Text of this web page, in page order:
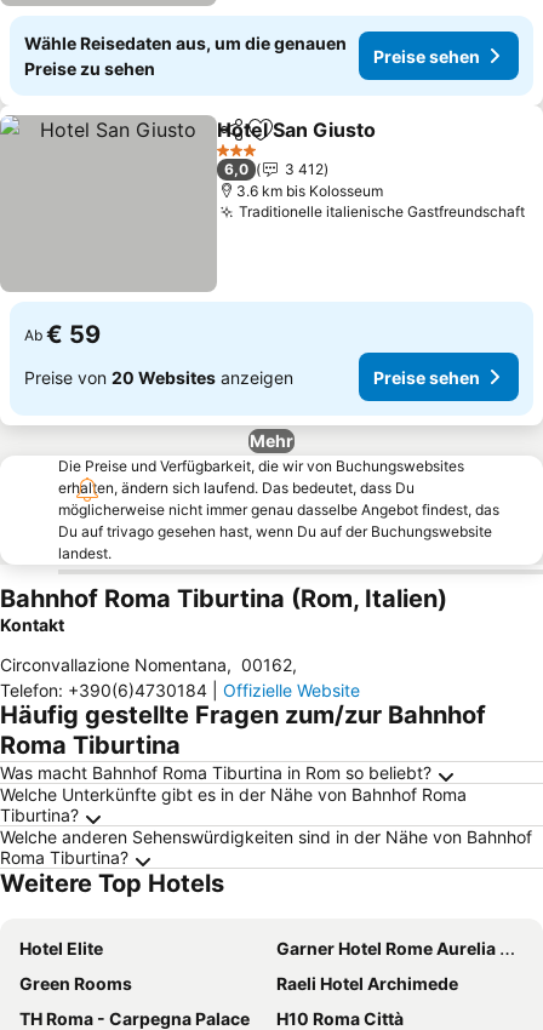
Wähle Reisedaten aus, um die genauen
Preise zu sehen
Preise sehen
TeilenZu Favoriten hinzufügen
Hotel San Giusto
3 Sterne
6,0
3 412
3.6 km bis Kolosseum
Traditionelle italienische Gastfreundschaft
Ab € 59
Preise von 20 Websites anzeigen Preise sehen
Mehr
Die Preise und Verfügbarkeit, die wir von Buchungswebsites
erhalten, ändern sich laufend. Das bedeutet, dass Du
möglicherweise nicht immer genau dasselbe Angebot findest, das
Du auf trivago gesehen hast, wenn Du auf der Buchungswebsite
landest.
Bahnhof Roma Tiburtina (Rom, Italien)
Kontakt
Circonvallazione Nomentana, 00162,
Telefon: +390(6)4730184 Offizielle Website
Häufig gestellte Fragen zum/zur Bahnhof
Roma Tiburtina
Was macht Bahnhof Roma Tiburtina in Rom so beliebt?
Welche Unterkünfte gibt es in der Nähe von Bahnhof Roma
Tiburtina?
Welche anderen Sehenswürdigkeiten sind in der Nähe von Bahnhof
Roma Tiburtina?
Weitere Top Hotels
Hotel Elite
Garner Hotel Rome Aurelia By Ihg
Green Rooms
Raeli Hotel Archimede
TH Roma - Carpegna Palace
H10 Roma Città